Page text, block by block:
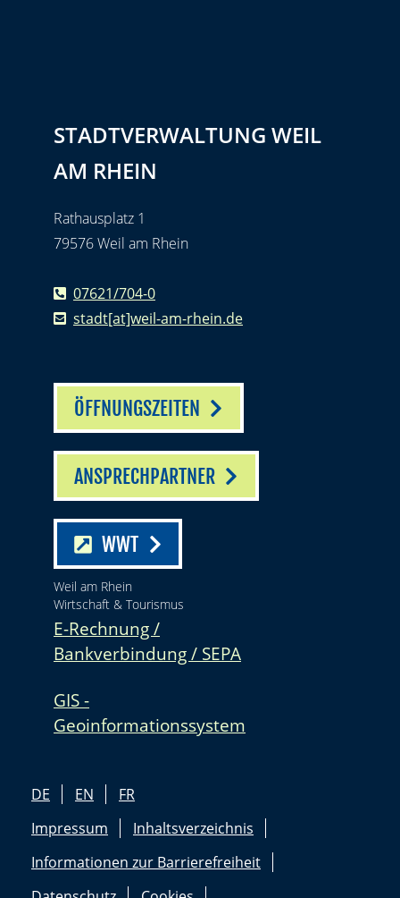
STADTVERWALTUNG WEIL
AM RHEIN
Rathausplatz 1
79576 Weil am Rhein
07621/704-0
stadt[at]weil-am-rhein.de
ÖFFNUNGSZEITEN
ANSPRECHPARTNER
WWT
Weil am Rhein
Wirtschaft & Tourismus
E-Rechnung /
Bankverbindung / SEPA
GIS -
Geoinformationssystem
DE EN
FR
Impressum
Inhaltsverzeichnis
Informationen zur Barrierefreiheit